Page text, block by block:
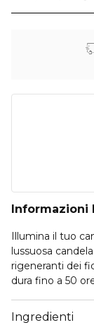
Informazioni
Illumina il tuo
lussuosa
rigeneranti dei
dura fino a 50
Ingredienti